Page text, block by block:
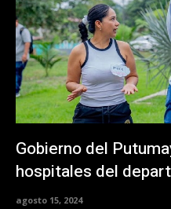
Gobierno del
hospitales del
agosto 15, 2024